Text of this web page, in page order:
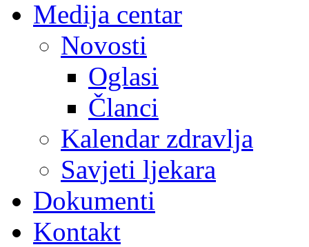
Medija centar
Novosti
Oglasi
Članci
Kalendar zdravlja
Savjeti ljekara
Dokumenti
Kontakt